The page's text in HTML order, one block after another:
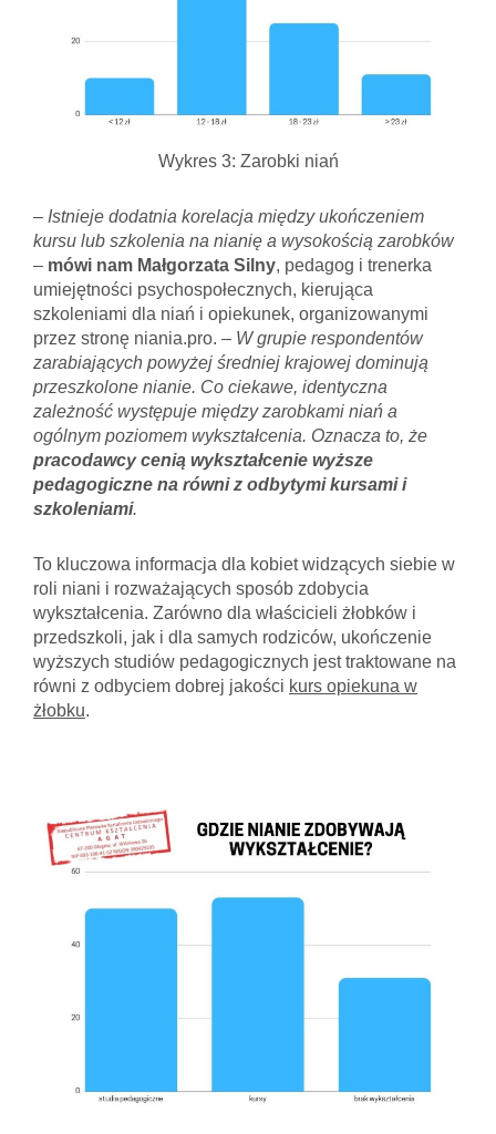
Wykres 3: Zarobki niań
– Istnieje dodatnia korelacja między ukończeniem
kursu lub szkolenia na nianię a wysokością zarobków
– mówi nam Małgorzata Silny, pedagog i trenerka
umiejętności psychospołecznych, kierująca
szkoleniami dla niań i opiekunek, organizowanymi
przez stronę niania.pro. – W grupie respondentów
zarabiających powyżej średniej krajowej dominują
przeszkolone nianie. Co ciekawe, identyczna
zależność występuje między zarobkami niań a
ogólnym poziomem wykształcenia. Oznacza to, że
pracodawcy cenią wykształcenie wyższe
pedagogiczne na równi z odbytymi kursami i
szkoleniami.
To kluczowa informacja dla kobiet widzących siebie w
roli niani i rozważających sposób zdobycia
wykształcenia. Zarówno dla właścicieli żłobków i
przedszkoli, jak i dla samych rodziców, ukończenie
wyższych studiów pedagogicznych jest traktowane na
równi z odbyciem dobrej jakości kurs opiekuna w
żłobku.